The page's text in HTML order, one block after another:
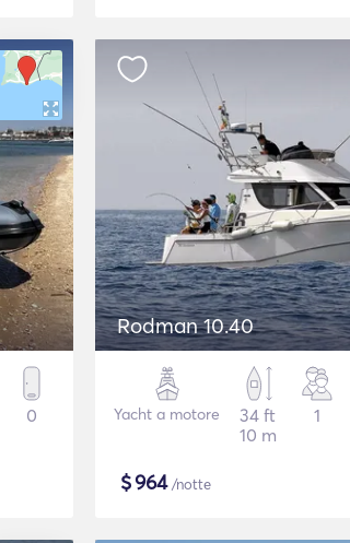
0
Rodman 10.40
Yacht a motore
34 ft
10 m
1
$964/notte